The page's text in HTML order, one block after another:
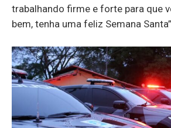
trabalhando firme e forte para que
bem, tenha uma feliz Semana